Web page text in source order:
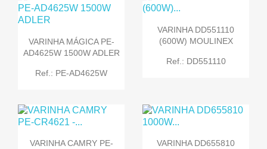
VARINHA MÁGICA PE-
AD4625W 1500W ADLER
Ref.: PE-AD4625W
VARINHA DD551110
(600W) MOULINEX
Ref.: DD551110
VARINHA CAMRY PE-
VARINHA DD655810